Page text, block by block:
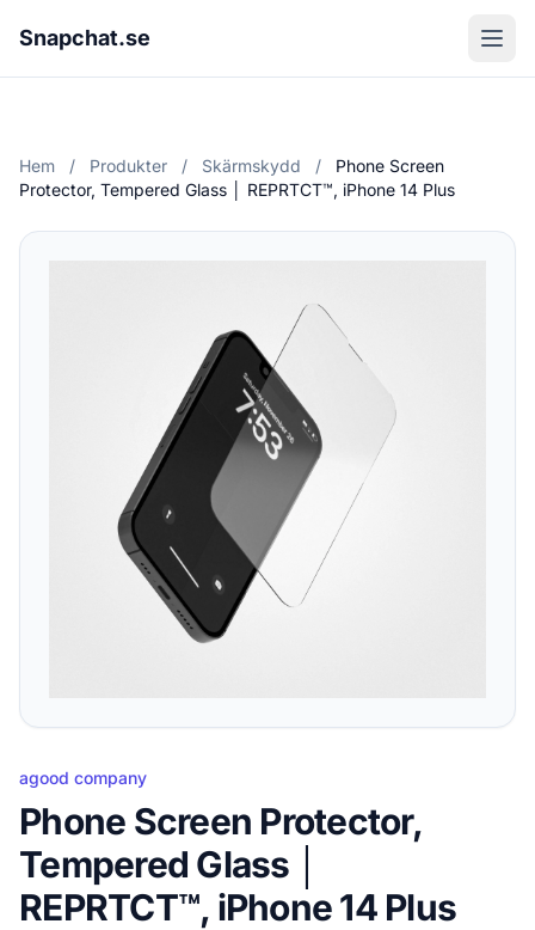
Snapchat.se
Hem / Produkter / Skärmskydd /
Phone Screen
Protector, Tempered Glass │ REPRTCT™, iPhone 14 Plus
agood company
Phone Screen Protector,
Tempered Glass │
REPRTCT™, iPhone 14 Plus